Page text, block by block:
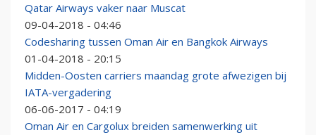
Qatar Airways vaker naar Muscat
09-04-2018 - 04:46
Codesharing tussen Oman Air en Bangkok Airways
01-04-2018 - 20:15
Midden-Oosten carriers maandag grote afwezigen bij
IATA-vergadering
06-06-2017 - 04:19
Oman Air en Cargolux breiden samenwerking uit